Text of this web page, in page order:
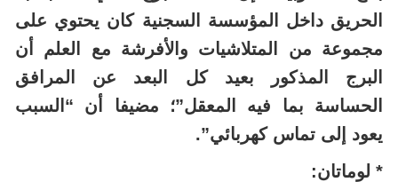
الحريق داخل المؤسسة السجنية كان يحتوي على
مجموعة من المتلاشيات والأفرشة مع العلم أن
البرج المذكور بعيد كل البعد عن المرافق
الحساسة بما فيه المعقل”؛ مضيفا أن “السبب
يعود إلى تماس كهربائي”.
* لوماتان: